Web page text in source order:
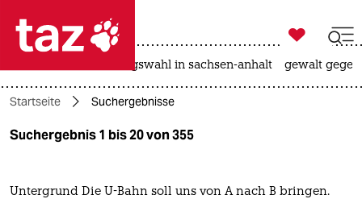
 taz zahl ich
taz zahl ich
themen
politik

taz zahl ich
landtagswahl in sachsen-anhalt gewalt
Startseite Suchergebnisse
Suchergebnis 1 bis 20 von 355
Untergrund Die U-Bahn soll uns von A nach B bringen.